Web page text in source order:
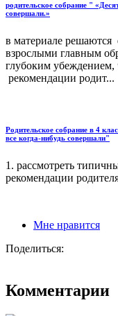
родительское собрание "
совершали.»
в материале
взрослыми главным
глубоким
рекомендации родит...
Родительское собрание в 4
все когда-нибудь совершали"
1. рассмотреть
рекомендации
Мне нравится
Поделиться:
Комментарии